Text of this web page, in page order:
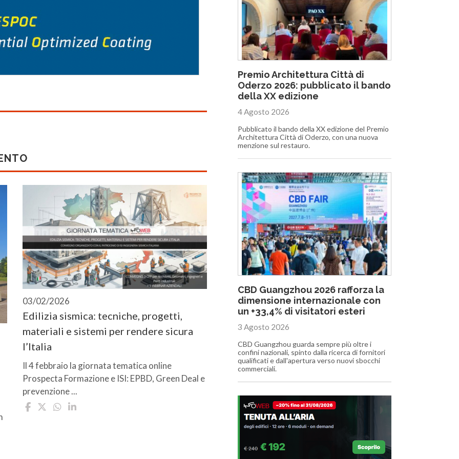
03/02/2026
Edilizia sismica: tecniche, progetti,
materiali e sistemi per rendere sicura
l’Italia
Il 4 febbraio la giornata tematica online
Prospecta Formazione e ISI: EPBD, Green Deal e
prevenzione ...
Premio Architettura Città di
Oderzo 2026: pubblicato il bando
della XX edizione
4 Agosto 2026
Pubblicato il bando della XX edizione del Premio
Architettura Città di Oderzo, con una nuova
menzione sul restauro.
CBD Guangzhou 2026 rafforza la
dimensione internazionale con
un +33,4% di visitatori esteri
3 Agosto 2026
CBD Guangzhou guarda sempre più oltre i
confini nazionali, spinto dalla ricerca di fornitori
qualificati e dall'apertura verso nuovi sbocchi
commerciali.